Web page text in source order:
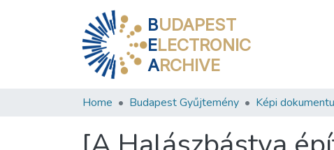
BUDAPEST
ELECTRONIC
ARCHIVE
Home Budapest Gyűjtemény Képi